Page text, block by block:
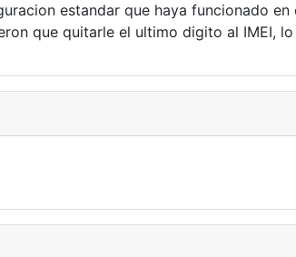
estandar que haya funcionado en
que quitarle el ultimo digito al IMEI,